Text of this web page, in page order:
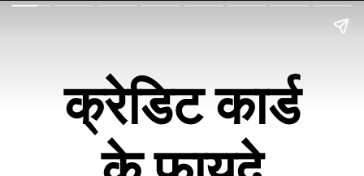
क्रेडिट कार्ड